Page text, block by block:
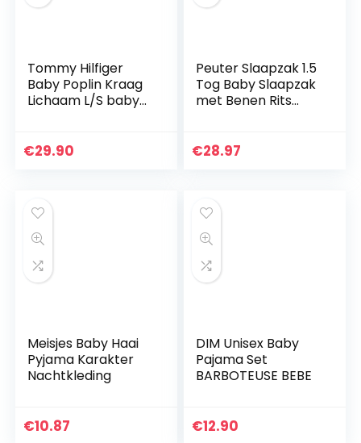
Tommy Hilfiger
Baby Poplin Kraag
Lichaam L/S baby-
€29.90
Peuter Slaapzak 1.5
Tog Baby Slaapzak
met Benen Rits
€28.97
Meisjes Baby Haai
Pyjama Karakter
Nachtkleding
€10.87
DIM Unisex Baby
Pajama Set
BARBOTEUSE BEBE
€12.90